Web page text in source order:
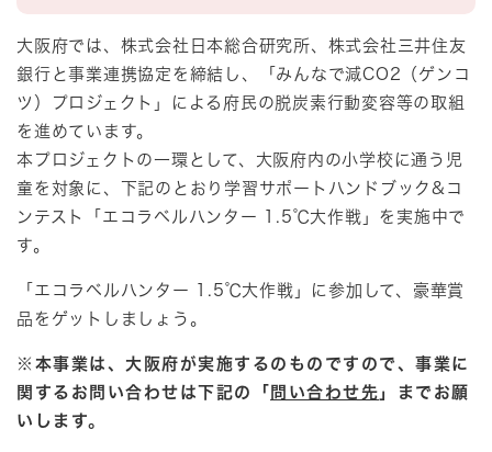
大阪府では、株式会社日本総合研究所、株式会社三井住友
銀行と事業連携協定を締結し、「みんなで減CO2（ゲンコ
ツ）プロジェクト」による府民の脱炭素行動変容等の取組
を進めています。
本プロジェクトの一環として、大阪府内の小学校に通う児
童を対象に、下記のとおり学習サポートハンドブック&コ
ンテスト「エコラベルハンター 1.5℃大作戦」を実施中で
す。
「エコラベルハンター 1.5℃大作戦」に参加して、豪華賞
品をゲットしましょう。
※本事業は、大阪府が実施するのものですので、事業に
関するお問い合わせは下記の「 問い合わせ先 」までお願
いします。